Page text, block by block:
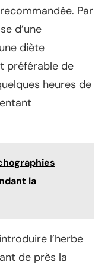
Par
d’une
diète
préférable de
heures de
la
l’herbe
de près la